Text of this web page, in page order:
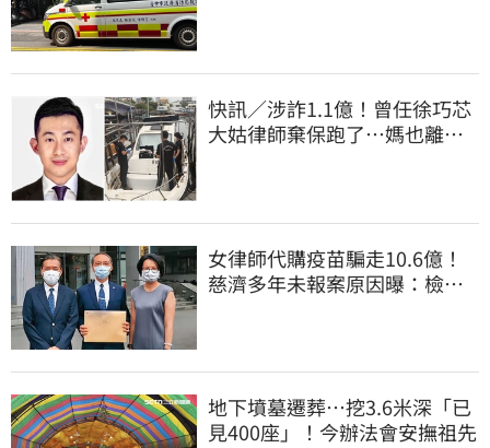
快訊／涉詐1.1億！曾任徐巧芯
大姑律師棄保跑了…媽也離
女律師代購疫苗騙走10.6億！
慈濟多年未報案原因曝：檢警
地下墳墓遷葬…挖3.6米深「已
見400座」！今辦法會安撫祖先